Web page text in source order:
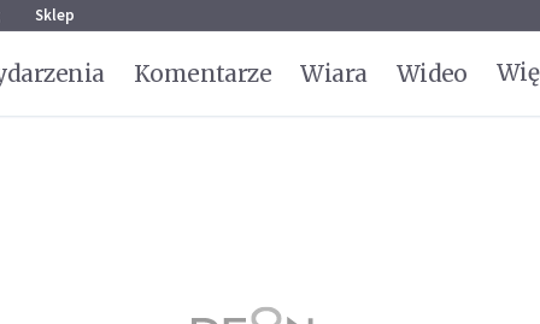
Sklep
Komentarze Wiara Wideo